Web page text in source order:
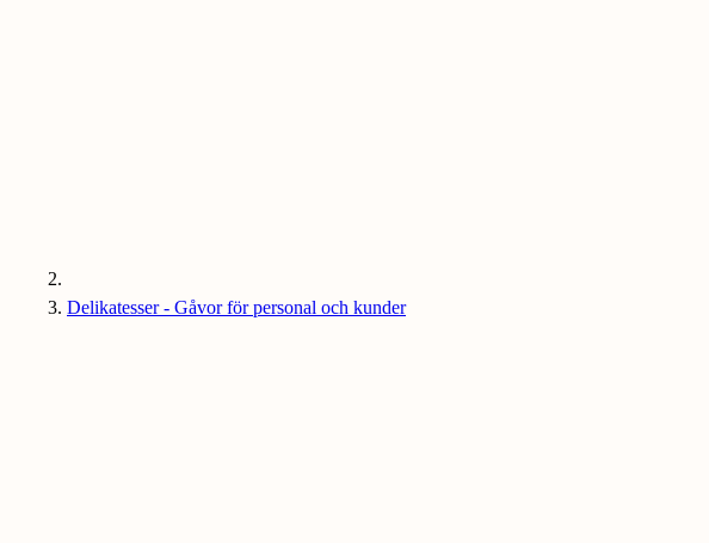
Delikatesser - Gåvor för personal och kunder